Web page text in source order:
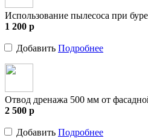
Использование пылесоса при
1 200 p
Добавить Подробнее
Отвод дренажа 500 мм от
2 500 p
Добавить Подробнее